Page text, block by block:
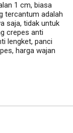
1 cm, biasa
tercantum adalah
saja, tidak untuk
crepes anti
lengket, panci
harga wajan